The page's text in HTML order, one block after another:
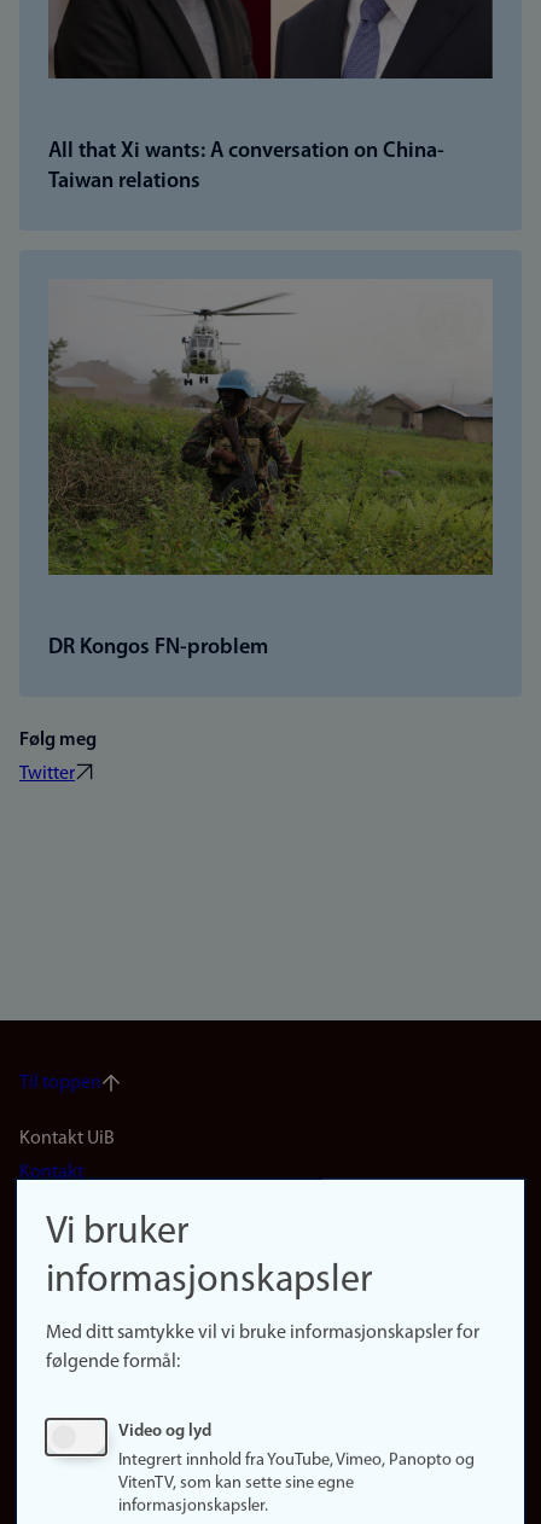
All that Xi wants: A conversation on China-
Taiwan relations
DR Kongos FN-problem
Følg meg
Twitter
Til toppen
Footer
(no)
Kontakt UiB
Kontakt
Finn forsker
Presse
Finn studier
Ledige stillinger
Vi bruker
informasjonskapsler
Med ditt samtykke vil vi bruke informasjonskapsler for
følgende formål:
Video og lyd
Integrert innhold fra YouTube, Vimeo, Panopto og
VitenTV, som kan sette sine egne
informasjonskapsler.